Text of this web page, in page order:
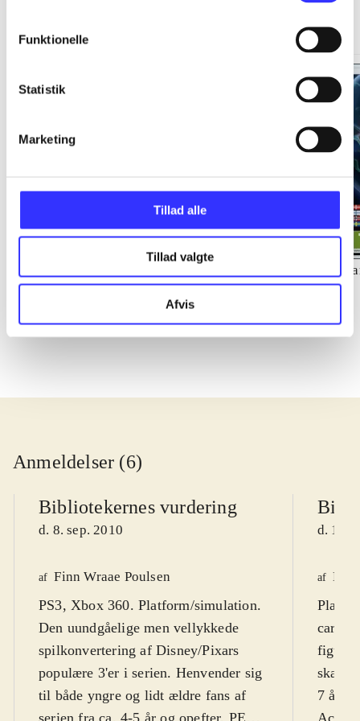
Funktionelle
Statistik
Marketing
Tillad alle
Tillad valgte
Afvis
clone wars
Anmeldelser (6)
Bibliotekernes vurdering
d. 8. sep. 2010
af Finn Wraae Poulsen
PS3, Xbox 360. Platform/simulation.
Den uundgåelige men vellykkede
spilkonvertering af Disney/Pixars
populære 3'er i serien. Henvender sig
til både yngre og lidt ældre fans af
d. 16.
af
7 år.